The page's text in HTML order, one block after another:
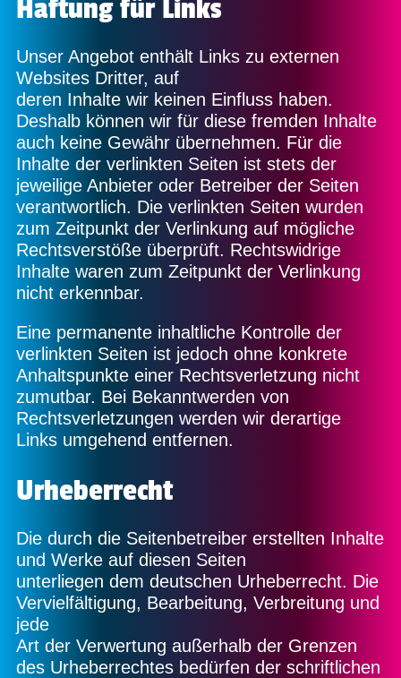
Haftung für Links
Unser Angebot enthält Links zu externen
Websites Dritter, auf
deren Inhalte wir keinen Einfluss haben.
Deshalb können wir für diese fremden Inhalte
auch keine Gewähr übernehmen. Für die
Inhalte der verlinkten Seiten ist stets der
jeweilige Anbieter oder Betreiber der Seiten
verantwortlich. Die verlinkten Seiten wurden
zum Zeitpunkt der Verlinkung auf mögliche
Rechtsverstöße überprüft. Rechtswidrige
Inhalte waren zum Zeitpunkt der Verlinkung
nicht erkennbar.
Eine permanente inhaltliche Kontrolle der
verlinkten Seiten ist jedoch ohne konkrete
Anhaltspunkte einer Rechtsverletzung nicht
zumutbar. Bei Bekanntwerden von
Rechtsverletzungen werden wir derartige
Links umgehend entfernen.
Urheberrecht
Die durch die Seitenbetreiber erstellten Inhalte
und Werke auf diesen Seiten
unterliegen dem deutschen Urheberrecht. Die
Vervielfältigung, Bearbeitung, Verbreitung und
jede
Art der Verwertung außerhalb der Grenzen
des Urheberrechtes bedürfen der schriftlichen